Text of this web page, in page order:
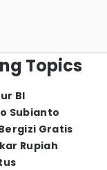
Topics
BI
Subianto
Gratis
Rupiah